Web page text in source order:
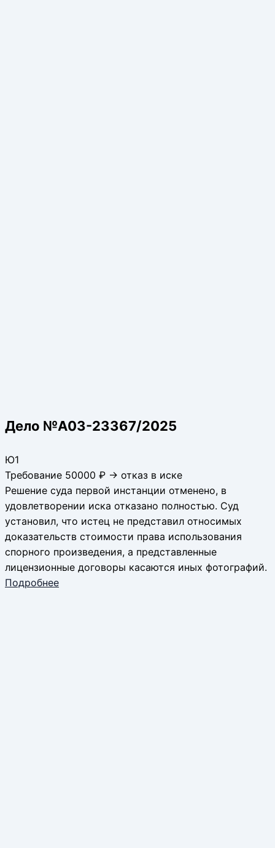
Дело №А03-23367/2025
Ю1
Требование 50000 ₽ → отказ в иске
Решение суда первой инстанции отменено, в
удовлетворении иска отказано полностью. Суд
установил, что истец не представил относимых
доказательств стоимости права использования
спорного произведения, а представленные
лицензионные договоры касаются иных фотографий.
Подробнее